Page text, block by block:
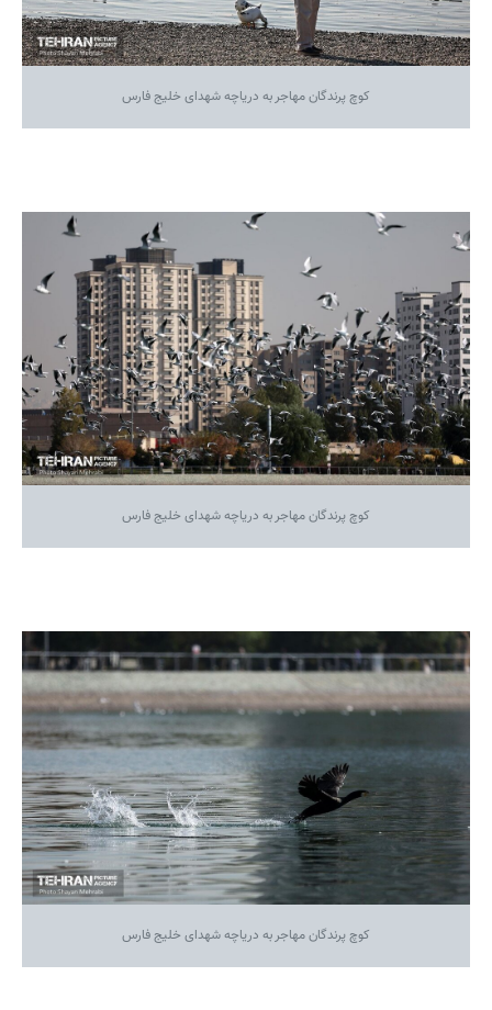
کوچ پرندگان مهاجر به دریاچه شهدای خلیج فارس
کوچ پرندگان مهاجر به دریاچه شهدای خلیج فارس
کوچ پرندگان مهاجر به دریاچه شهدای خلیج فارس